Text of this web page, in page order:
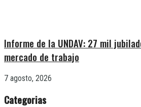
Informe de la UNDAV: 27 mil
mercado de trabajo
7 agosto, 2026
Categorias